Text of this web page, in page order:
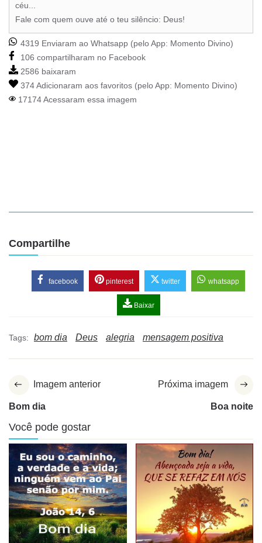
céu...
Fale com quem ouve até o teu silêncio: Deus!
4319 Enviaram ao Whatsapp (pelo App: Momento Divino)
106 compartilharam no Facebook
2586 baixaram
374 Adicionaram aos favoritos (pelo App: Momento Divino)
17174 Acessaram essa imagem
Compartilhe
facebook pinterest twitter whatsapp
Baixar
Tags: bom dia Deus alegria mensagem positiva
Imagem anterior
Bom dia
Próxima imagem
Boa noite
Você pode gostar